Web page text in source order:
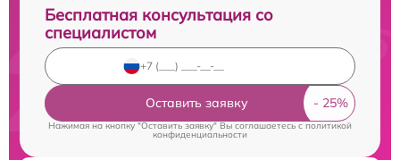
Бесплатная консультация со
специалистом
Оставить заявку
Нажимая на кнопку "Оставить заявку" Вы соглашаетесь cполитикой
конфиденциальности